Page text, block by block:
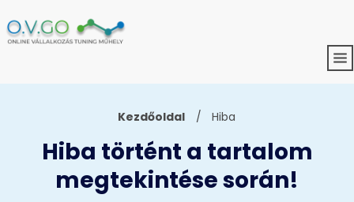
Kezdőoldal / Hiba
Hiba történt a tartalom
megtekintése során!